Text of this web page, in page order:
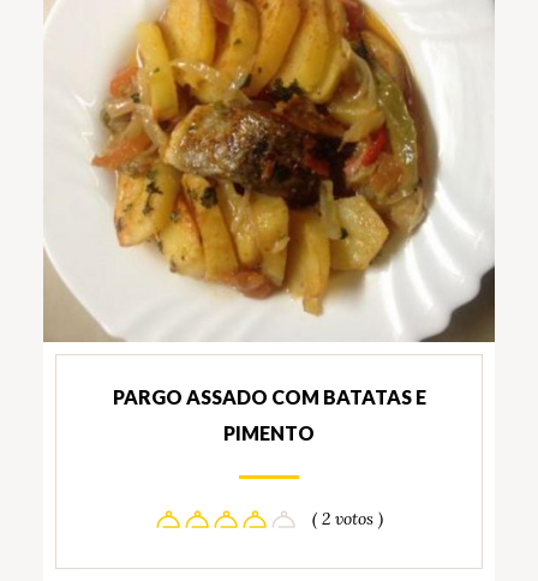
PARGO ASSADO COM BATATAS E
PIMENTO
( 2 votos )